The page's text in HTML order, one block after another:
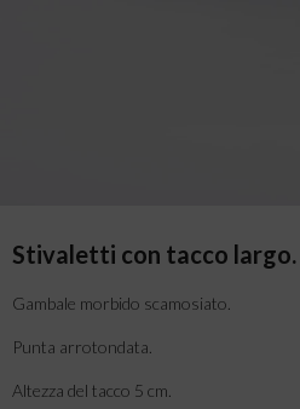
Stivaletti con tacco largo.
Gambale morbido scamosiato.
Punta arrotondata.
Altezza del tacco 5 cm.